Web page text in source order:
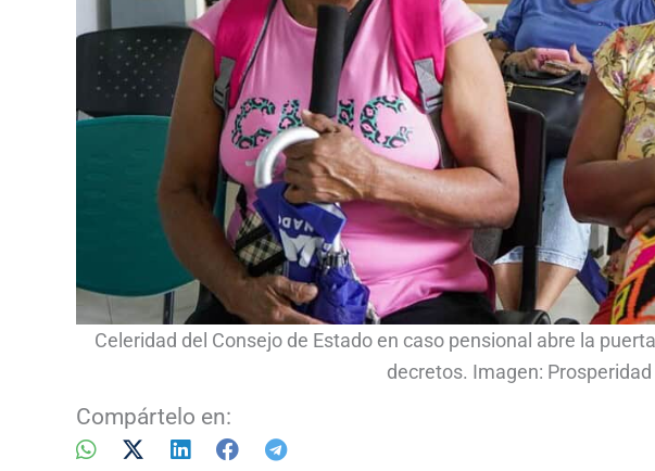
Celeridad del Consejo de Estado en caso pensional abre la
decretos. Imagen: Prosperidad
Compártelo en: